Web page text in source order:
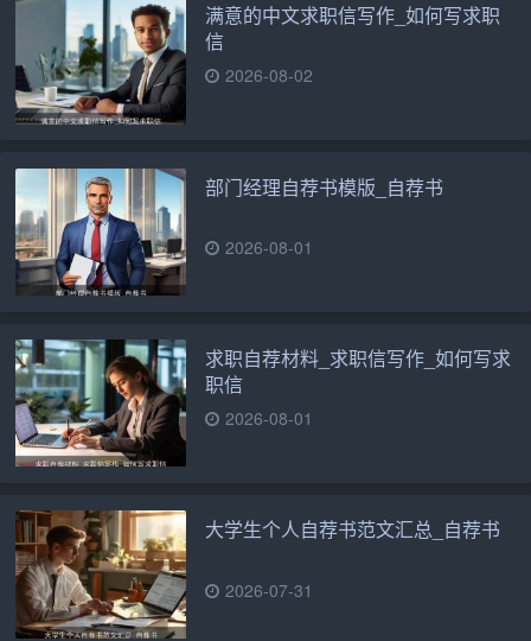
满意的中文求职信写作_如何写求职
信
2026-08-02
部门经理自荐书模版_自荐书
2026-08-01
求职自荐材料_求职信写作_如何写求
职信
2026-08-01
大学生个人自荐书范文汇总_自荐书
2026-07-31